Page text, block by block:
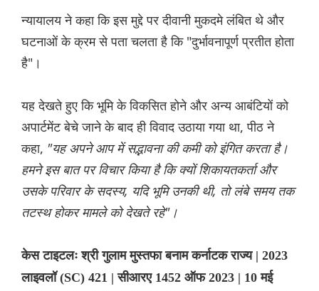
न्यायालय ने कहा कि इस मुद्दे पर दीवानी मुकदमे लंबित थे और
घटनाओं के क्रम से पता चलता है कि "दुर्भावनापूर्ण प्रतीत होता
है"।
यह देखते हुए कि भूमि के विकसित होने और अन्य आबंटियों को
अपार्टमेंट बेचे जाने के बाद ही विवाद उठाया गया था, पीठ ने
कहा, "यह अपने आप में सद्भावना की कमी को इंगित करता है।
हमने इस बात पर विचार किया है कि क्यों शिकायतकर्ता और
उसके परिवार के सदस्य, यदि भूमि उनकी थी, तो लंबे समय तक
तटस्‍थ होकर मामले को देखते रहे"।
केस टाइटलः श्री गुलाम मुस्तफा बनाम कर्नाटक राज्य | 2023
लाइवलॉ (SC) 421 | सीआरए 1452 ऑफ 2023 | 10 मई